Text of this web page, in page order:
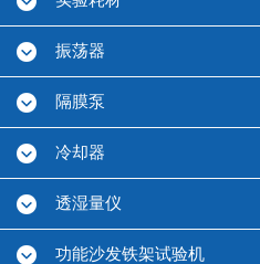
振荡器
隔膜泵
冷却器
透湿量仪
功能沙发铁架试验机